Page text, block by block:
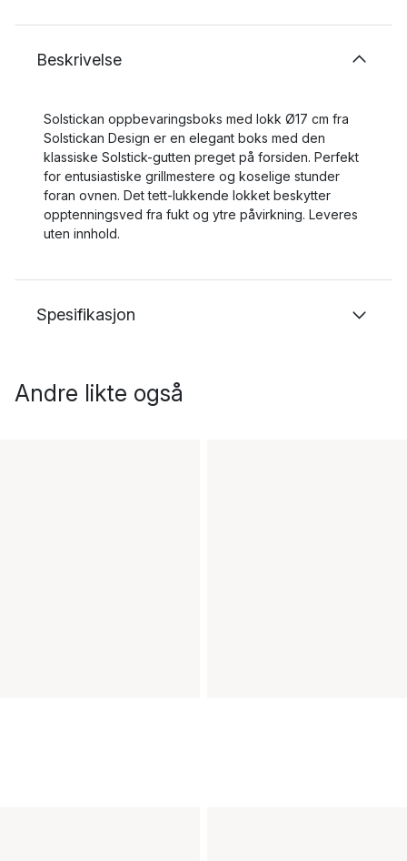
Beskrivelse
Solstickan oppbevaringsboks med lokk Ø17 cm fra
Solstickan Design er en elegant boks med den
klassiske Solstick-gutten preget på forsiden. Perfekt
for entusiastiske grillmestere og koselige stunder
foran ovnen. Det tett-lukkende lokket beskytter
opptenningsved fra fukt og ytre påvirkning. Leveres
uten innhold.
Spesifikasjon
Andre likte også